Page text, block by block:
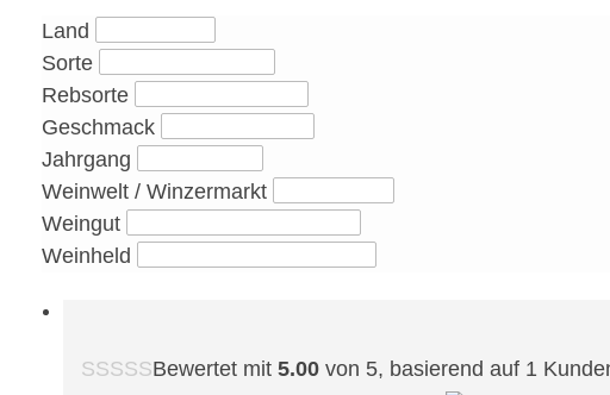
Land
Sorte
Rebsorte
Geschmack
Jahrgang
Weinwelt / Winzermarkt
Weingut
Weinheld
Bewertet mit 5.00von 5, basierend auf 1